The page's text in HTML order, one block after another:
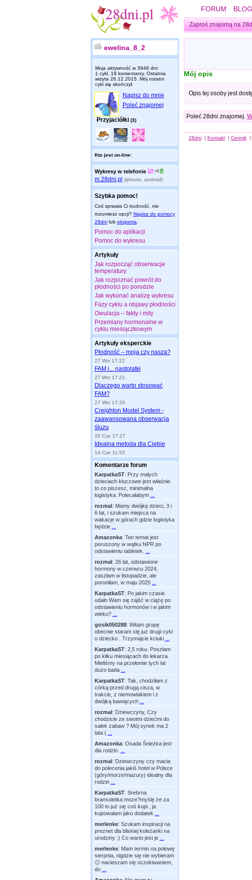
FORUM BLOG
Zaproś znajomą na
ewelina_8_2
Moja aktywność w 3948 dni:
1 cykl, 18 komentarzy. Ostatnia
wizyta 26.12.2015. Mój ostatni
cykl się skończył.
Napisz do mnie
Poleć znajomej
Przyjaciółki (3)
Kto jest on-line:
Wykresy w telefonie
m.28dni.pl (iphone, android)
Szybka pomoc!
Coś sprawia Ci trudność, nie
rozumiesz opcji? Napisz do pomocy
28dnilub eksperta
Pomoc do aplikacji
Pomoc do wykresu
Artykuły
Jak rozpocząć obserwacje
temperatury
Jak rozpoznać powrót do
płodności po porodzie
Jak wykonać analizę wykresu
Fazy cyklu a objawy płodności
Owulacja – fakty i mity
Przemiany hormonalne w
cyklu miesiączkowym
Artykuły eksperckie
Płodność – moja czy nasza?
27 Wrz 17:22
FAM i... nastolatki
27 Wrz 17:21
Dlaczego warto stosować
FAM?
27 Wrz 17:20
Creighton Model System -
zaawansowana obserwacja
śluzu
20 Cze 17:27
Idealna metoda dla Ciebie
14 Cze 11:53
Komentarze forum
KarpatkaST: Przy małych
dzieciach kluczowe jest właśnie
to co piszesz, minimalna
logistyka. Polecałabym
rozmal: Mamy dwójkę dzieci, 3 i
6 lat, i szukam miejsca na
wakacje w górach gdzie logistyka
będzie
Amazonka: Ten temat jest
poruszony w wątku NPR po
odstawieniu tabletek.
rozmal: 26 lat, odstawione
hormony w czerwcu 2024,
zaszłam w listopadzie, ale
poroniłam, w maju 2025
KarpatkaST: Po jakim czasie
udało Wam się zajść w ciążę po
odstawieniu hormonów i w jakim
wieku?
gosik050288: Witam grupę
obecnie staram się już drugi cykl
o dziecko . Trzymajcie kciuki
KarpatkaST: 2,5 roku. Poszłam
po kilku miesiącach do lekarza.
Mieliśmy na przełomie tych lat
dużo bada
KarpatkaST: Tak, chodziłam z
córką przed drugą cisza, w
trakcie, z niemowlakiem i z
dwójką bawiących
rozmal: Dziewczyny, Czy
chodzicie ze swoimi dziećmi do
salek zabaw ? Mój synek ma 2
lata (
Amazonka: Osada Śnieżka jest
dla rodzin.
rozmal: Dziewczyny czy macie
do polecenia jakiś hotel w Polsce
(góry/morze/mazury) idealny dla
rodzin
KarpatkaST: Srebrna
bransoletka moze?myślę że za
100 to już się coś kupi , ja
kupowałam jako dodatek
merlenke: Szukam inspiracji na
preznet dla bliskiej koleżanki na
urodziny :) Co warto jest je
merlenke: Mam termin na połowę
sierpnia, nigdzie się nie wybieram
🙂 nacieszam się oczekiwaniem,
do
Mój opis
Opis tej osoby jest
Poleć 28dni znajomej.
28dni | Kontakt | Cennik |